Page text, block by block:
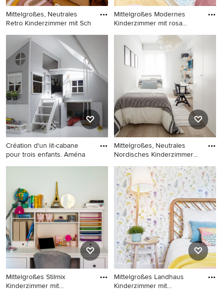
Mittelgroßes, Neutrales
Retro Kinderzimmer mit Sch
Mittelgroßes, Neutrales Retro
Kinderzimmer mit
Schlafplatz, beiger
Wandfarbe, hellem
Holzboden, braunem Boden
und Tapetenwänden in Paris
Mittelgroßes Modernes
Kinderzimmer mit rosa
Mittelgroßes Modernes
Kinderzimmer mit rosa
Wandfarbe, hellem
Holzboden, beigem Boden,
Tapetenwänden und
Schlafplatz in Toulouse
Création d'un lit-cabane
pour trois enfants. Aména
Neutrales, Mittelgroßes
Modernes Kinderzimmer mit
grauer Wandfarbe, weißem
Boden und Schlafplatz in
Sonstige
Mittelgroßes, Neutrales
Nordisches Kinderzimmer
Mittelgroßes, Neutrales
Nordisches Kinderzimmer mit
Schlafplatz, weißer
Wandfarbe und braunem
Holzboden in Bilbao
Mittelgroßes Stilmix
Kinderzimmer mit
Mittelgroßes Landhaus
Kinderzimmer mit